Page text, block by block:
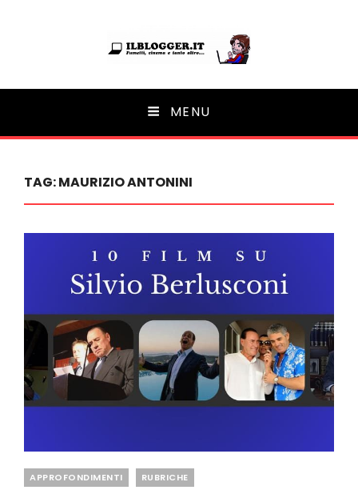
Ilblogger.it
Il portalino di blog | MENU
TAG:MAURIZIO ANTONINI
Categories
APPROFONDIMENTI RUBRICHE